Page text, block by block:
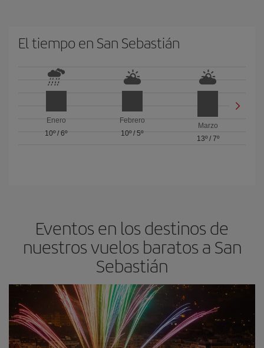
El tiempo en San Sebastián
Enero
10º/6º
Febrero
10º/ 5º
Marzo
13º/ 7º
Eventos en los destinos de
nuestros vuelos baratos a San
Sebastián